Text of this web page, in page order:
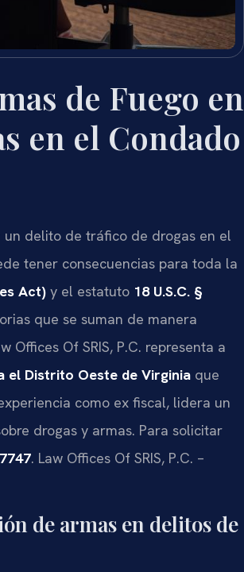
de Fuego en
en el Condado
delito de tráfico de drogas en el
tener consecuencias para toda la
Act) y el estatuto 18 U.S.C. §
que se suman de manera
Of SRIS, P.C. representa a
el Distrito Oeste de Virginia que
como ex fiscal, lidera un
drogas y armas. Para solicitar
. Law Offices Of SRIS, P.C. –
de armas en delitos de